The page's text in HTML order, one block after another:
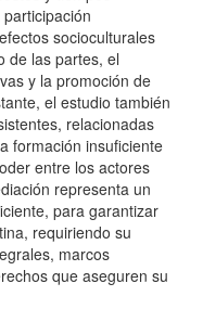
socioculturales
de las partes, el
y la promoción de
el estudio también
relacionadas
formación insuficiente
entre los actores
representa un
para garantizar
requiriendo su
marcos
que aseguren su